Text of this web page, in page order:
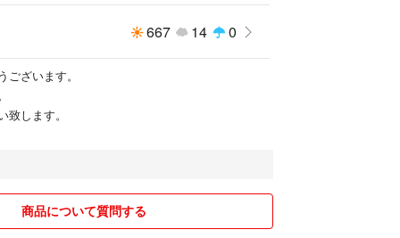
667 14 0
ございます。
致します。
商品について質問する